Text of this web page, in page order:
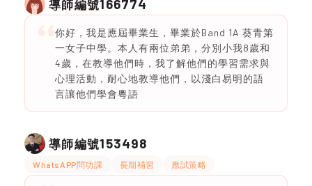
導師編號166774
你好，我是應屆畢業生，畢業於Band 1A 葵青第
一女子中學。本人有兩位弟弟，分別小我8歲和
4歲，在教導他們時，我了解他們的學習需求與
心理活動，耐心地教導他們，以淺白易明的語
言讓他們學會粵語
導師編號153498
WhatsAPP問功課 長期補習 應試策略